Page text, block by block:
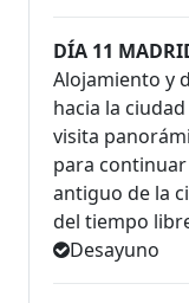
DÍA 11
Alojamiento y
hacia la
visita
para
antiguo de la
del tiempo
Desayuno